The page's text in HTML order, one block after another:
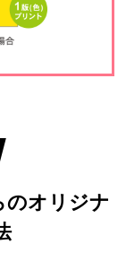
のオリジナ